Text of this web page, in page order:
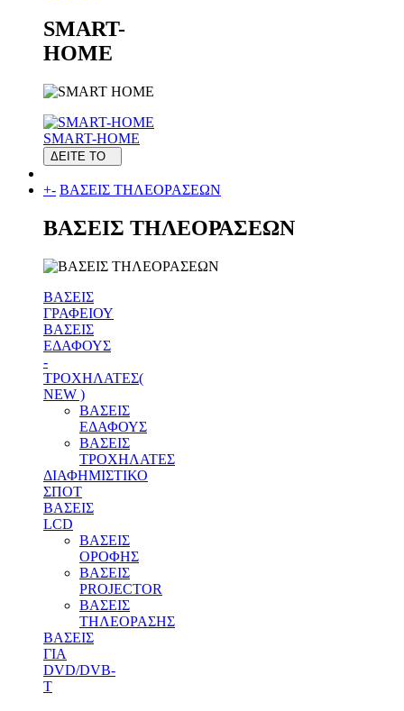
SMART-
HOME
SMART-HOME
ΔΕΙΤΕ ΤΟ
+- ΒΑΣΕΙΣ ΤΗΛΕΟΡΑΣΕΩΝ
ΒΑΣΕΙΣ ΤΗΛΕΟΡΑΣΕΩΝ
ΒΑΣΕΙΣ
ΓΡΑΦΕΙΟΥ
ΒΑΣΕΙΣ
ΕΔΑΦΟΥΣ
-
ΤΡΟΧΗΛΑΤΕΣ(
NEW )
ΒΑΣΕΙΣ
ΕΔΑΦΟΥΣ
ΒΑΣΕΙΣ
ΤΡΟΧΗΛΑΤΕΣ
ΔΙΑΦΗΜΙΣΤΙΚΟ
ΣΠΟΤ
ΒΑΣΕΙΣ
LCD
ΒΑΣΕΙΣ
ΟΡΟΦΗΣ
ΒΑΣΕΙΣ
PROJECTOR
ΒΑΣΕΙΣ
ΤΗΛΕΟΡΑΣΗΣ
ΒΑΣΕΙΣ
ΓΙΑ
DVD/DVB-
T